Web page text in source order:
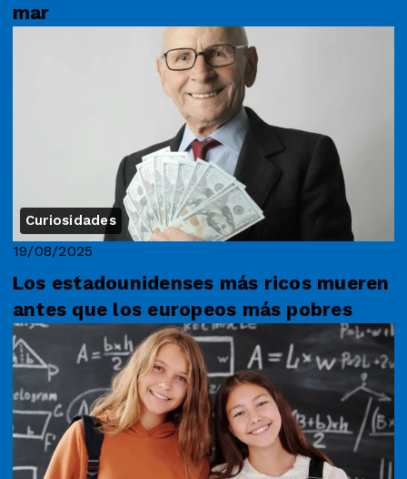
mar
Curiosidades
19/08/2025
Los estadounidenses más ricos mueren
antes que los europeos más pobres